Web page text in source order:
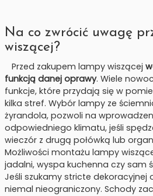
Na co zwrócić uwagę
wiszącej?
Przed zakupem lampy wiszącej
funkcją danej oprawy. Wiele
funkcje, które przydają się w
kilka stref. Wybór lampy ze
żyrandola, pozwoli na
odpowiedniego klimatu, jeśli
wieczór z drugą połówką lub
Możliwości montażu lampy
jadalni, wyspa kuchenna czy sam
Jeśli szukamy stricte dekoracyjnej
niemal nieograniczony. Schody